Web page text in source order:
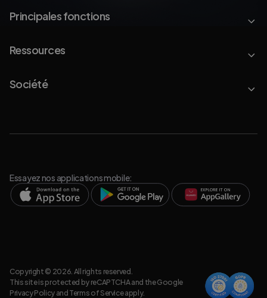
Principales fonctions
Ressources
Société
Essayez nos applications mobile:
Copyright © 2026. All rights reserved.
This site is protected by reCAPTCHA and the Google
Privacy Policyand Terms of Serviceapply.